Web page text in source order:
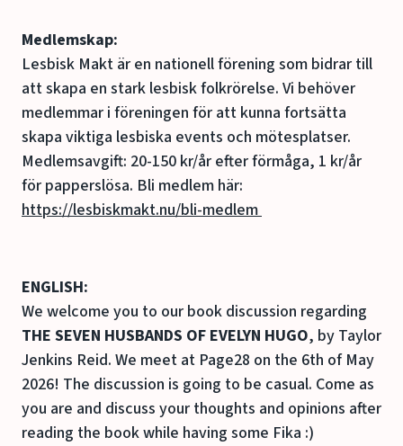
Medlemskap:
Lesbisk Makt är en nationell förening som bidrar till
att skapa en stark lesbisk folkrörelse. Vi behöver
medlemmar i föreningen för att kunna fortsätta
skapa viktiga lesbiska events och mötesplatser.
Medlemsavgift: 20-150 kr/år efter förmåga, 1 kr/år
för papperslösa. Bli medlem här:
https://lesbiskmakt.nu/bli-medlem
ENGLISH:
We welcome you to our book discussion regarding
THE SEVEN HUSBANDS OF EVELYN HUGO, by Taylor
Jenkins Reid. We meet at Page28 on the 6th of May
2026! The discussion is going to be casual. Come as
you are and discuss your thoughts and opinions after
reading the book while having some Fika :)